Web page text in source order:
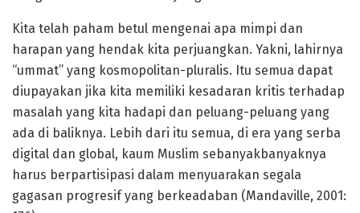
Kita telah paham betul mengenai apa mimpi dan
harapan yang hendak kita perjuangkan. Yakni, lahirnya
“ummat” yang kosmopolitan-pluralis. Itu semua dapat
diupayakan jika kita memiliki kesadaran kritis terhadap
masalah yang kita hadapi dan peluang-peluang yang
ada di baliknya. Lebih dari itu semua, di era yang serba
digital dan global, kaum Muslim sebanyakbanyaknya
harus berpartisipasi dalam menyuarakan segala
gagasan progresif yang berkeadaban (Mandaville, 2001: